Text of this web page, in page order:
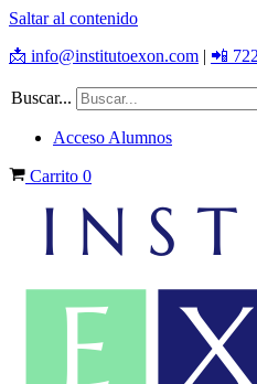
Saltar al contenido
📩 info@institutoexon.com | 📲
Buscar...
Acceso Alumnos
Carrito 0